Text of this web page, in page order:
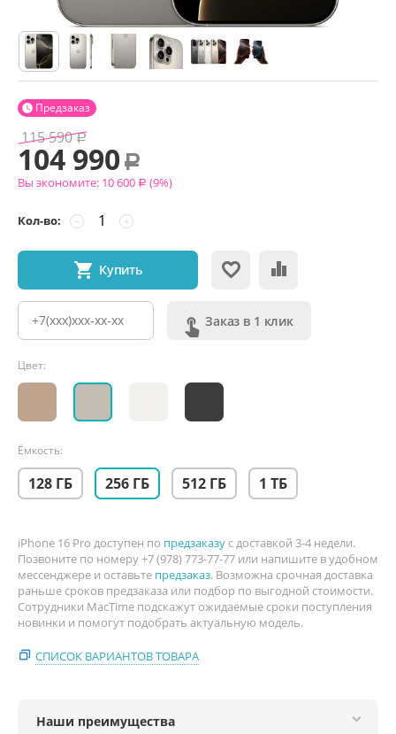
Предзаказ

115 590 Р
104 990 Р
Вы экономите: 10 600 Р (9%)
Кол-во: +
−
Купить
Заказ в 1 клик
Цвет:
Ёмкость:
128 ГБ 256 ГБ 512 ГБ 1 ТБ
iPhone 16 Pro доступен по предзаказу с доставкой 3-4 недели.
Позвоните по номеру +7 (978) 773-77-77 или напишите в удобном
мессенджере и оставьте предзаказ. Возможна срочная доставка
раньше сроков предзаказа или подбор по выгодной стоимости.
Сотрудники MacTime подскажут ожидаемые сроки поступления
новинки и помогут подобрать актуальную модель.
СПИСОК ВАРИАНТОВ ТОВАРА
Наши преимущества